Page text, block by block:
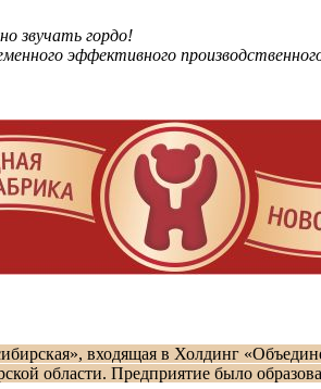
звучать гордо!
эффективного
входящая в Холдинг
области. Предприятие было